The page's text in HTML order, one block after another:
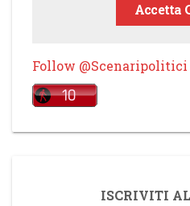
Accetta
Follow @Scenaripolitici
ISCRIVITI